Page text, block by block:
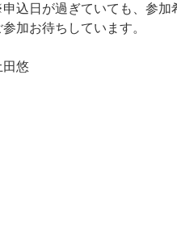
込日が過ぎていても、参加
参加お待ちしています。​
田悠